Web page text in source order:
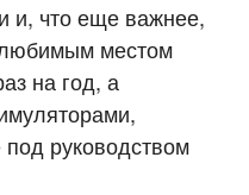
и, что еще важнее,
любимым местом
на год, а
руководством